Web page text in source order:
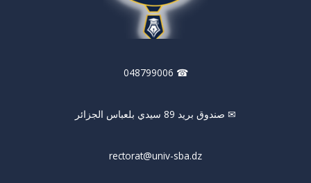
☎ 048799006
✉ صندوق بريد 89 سيدي بلعباس الجزائر
rectorat@univ-sba.dz